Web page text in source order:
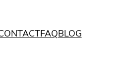
FAQBLOG